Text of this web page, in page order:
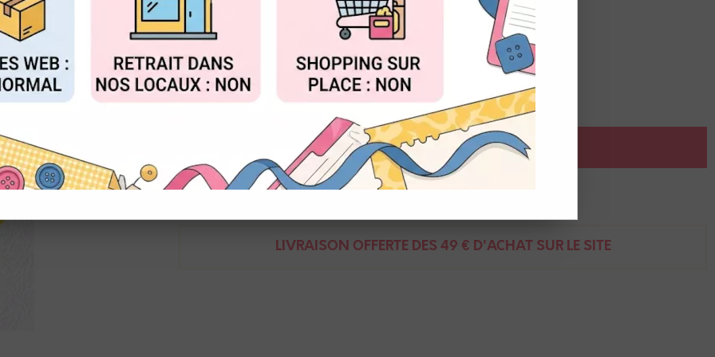
Réf. :SD164
Nellie
Matrices de coupe
5,1 x 3,2 cm et 3,4 x 3,7 cm et 2,7 x 3,1 cm
AJOUTER AU PANIER
Demande de renseignement
LIVRAISON OFFERTE DÈS 49 € D'ACHAT SUR LE SITE
ACCEPTER TOUT